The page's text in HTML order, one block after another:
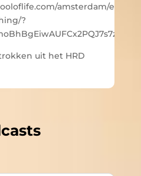
amsterdam/
?
uit het HRD